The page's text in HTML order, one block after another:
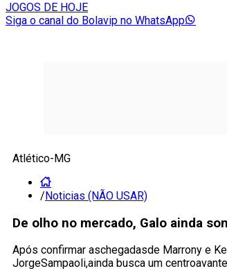
JOGOS DE HOJE
Siga o canal do Bolavip no WhatsApp
Atlético-MG
/Noticias (NÃO USAR)
De olho no mercado, Galo ainda
Após confirmar aschegadasde Marrony e
JorgeSampaoli,ainda busca um